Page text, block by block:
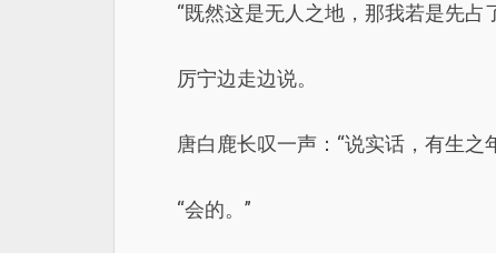
“既然这是无人之地，那我若是先占
厉宁边走边说。
唐白鹿长叹一声：“说实话，有生
“会的。”